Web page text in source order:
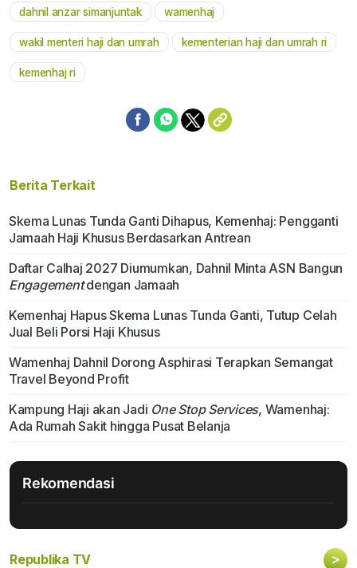
dahnil anzar simanjuntak wamenhaj
wakil menteri haji dan umrah kementerian haji dan umrah ri
kemenhaj ri
Berita Terkait
Skema Lunas Tunda Ganti Dihapus, Kemenhaj: Pengganti
Jamaah Haji Khusus Berdasarkan Antrean
Daftar Calhaj 2027 Diumumkan, Dahnil Minta ASN Bangun
Engagementdengan Jamaah
Kemenhaj Hapus Skema Lunas Tunda Ganti, Tutup Celah
Jual Beli Porsi Haji Khusus
Wamenhaj Dahnil Dorong Asphirasi Terapkan Semangat
Travel Beyond Profit
Kampung Haji akan Jadi One Stop Services, Wamenhaj:
Ada Rumah Sakit hingga Pusat Belanja
Rekomendasi
Republika TV >